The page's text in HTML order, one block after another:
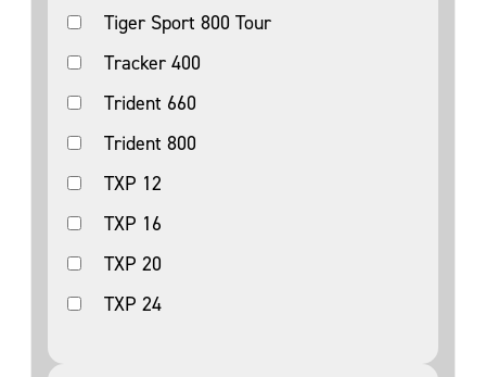
Tiger Sport 800 Tour
Tracker 400
Trident 660
Trident 800
TXP 12
TXP 16
TXP 20
TXP 24